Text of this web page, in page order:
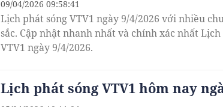
Lịch phát sóng VTV1 ngày 9/4/2026 với nhiều
sắc. Cập nhật nhanh nhất và chính xác nhất
VTV1 ngày 9/4/2026.
09/04/2026 09:58:41
Lịch phát sóng VTV1 hôm nay